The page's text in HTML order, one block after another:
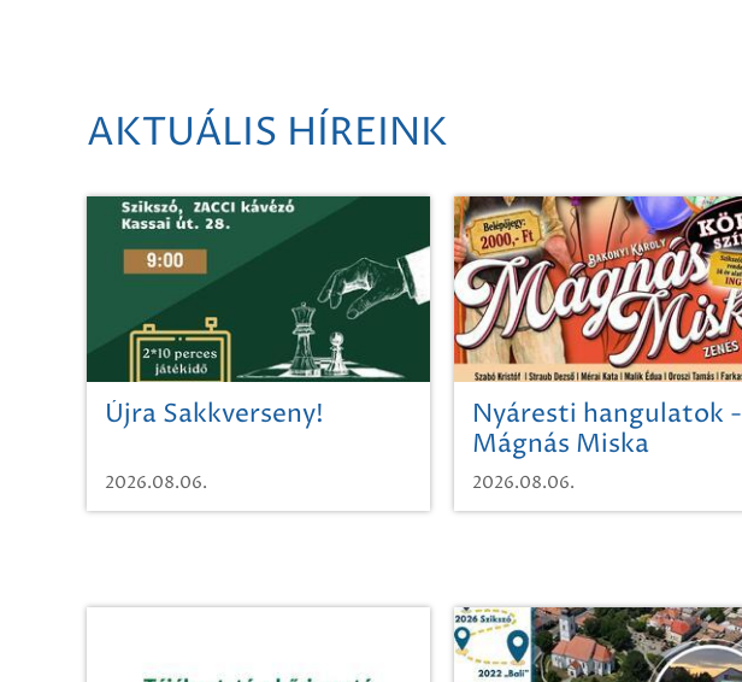
AKTUÁLIS HÍREINK
Újra Sakkverseny!
2026.08.06.
Nyáresti hangulatok -
Mágnás Miska
2026.08.06.